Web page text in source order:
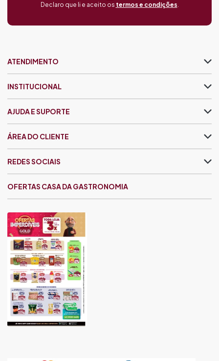
Declaro que li e aceito os termos e condições
ATENDIMENTO
INSTITUCIONAL
AJUDA E SUPORTE
ÁREA DO CLIENTE
OFERTAS CASA DA GASTRONOMIA
REDES SOCIAIS